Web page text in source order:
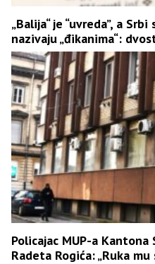
„Balija“ je “uvreda”, a
nazivaju „đikanima“:
Policajac MUP-a
Radeta Rogića: „Ruka